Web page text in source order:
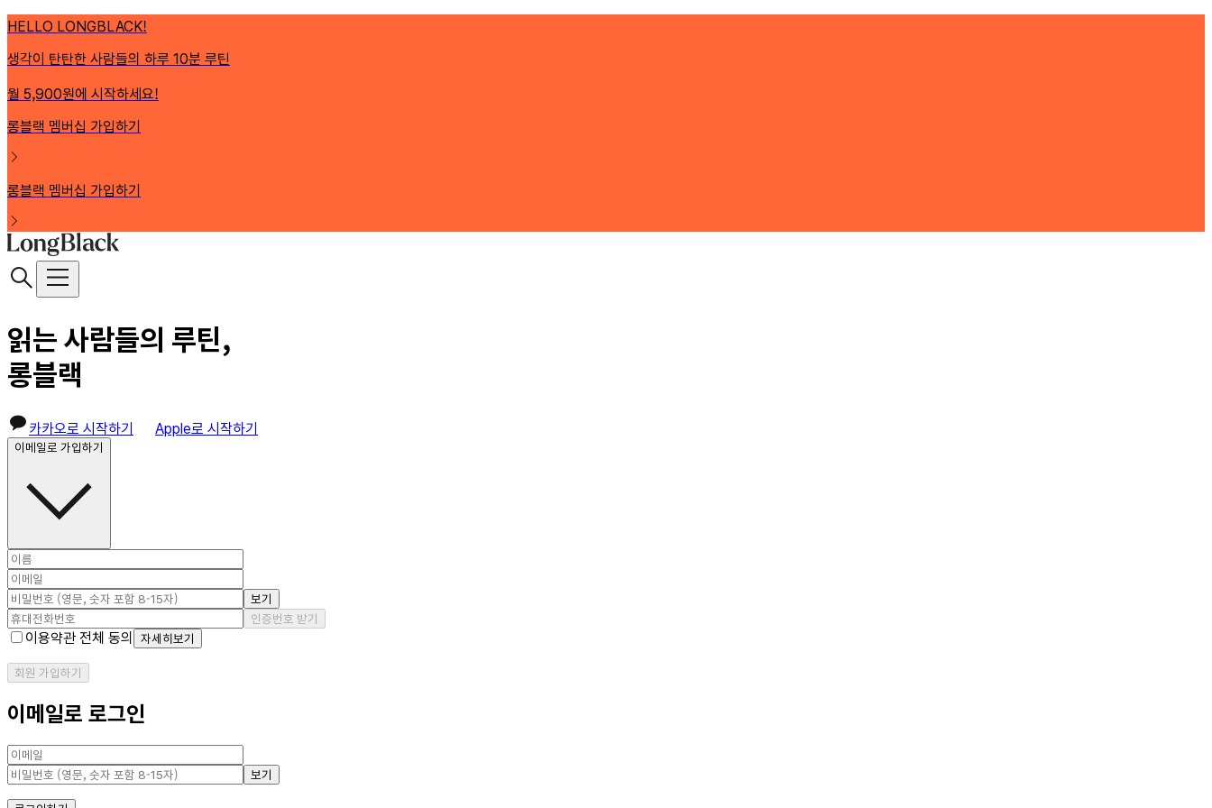
HELLO LONGBLACK!
생각이 탄탄한 사람들의 하루 10분 루틴
월 5,900원에 시작하세요!
롱블랙 멤버십 가입하기
롱블랙 멤버십 가입하기
읽는 사람들의 루틴,
롱블랙
카카오로 시작하기 Apple로 시작하기
이메일로 가입하기
보기
인증번호 받기
이용약관 전체 동의 자세히보기
회원 가입하기
이메일로 로그인
보기